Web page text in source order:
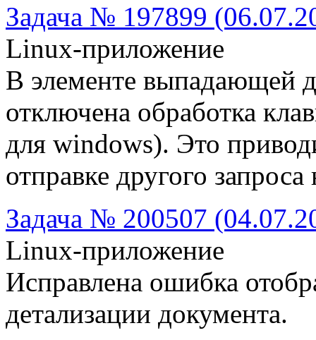
Задача № 197899
Linux-приложение
В элементе выпадающей
отключена обработка
для windows). Это
отправке другого запроса
Задача № 200507
Linux-приложение
Исправлена ошибка
детализации документа.